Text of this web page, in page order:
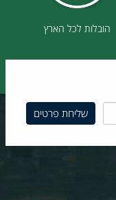
הובלות לכל הארץ